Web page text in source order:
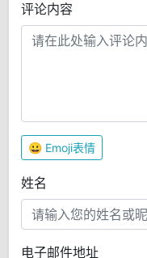
评论内容
😀 Emoji表情
姓名
电子邮件地址